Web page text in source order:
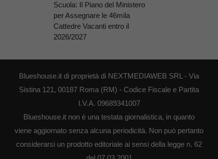
Scuola: Il Piano del Ministero
per Assegnare le 46mila
Cattedre Vacanti entro il
2026/2027
Blueshouse.it di proprietà di NEXTMEDIAWEB SRL - Via
Sistina 121, 00187 Roma (RM) - Codice Fiscale e Partita
I.V.A. 09689341007
Blueshouse.it non è una testata giornalistica, in quanto
viene aggiornato senza alcuna periodicità. Non può pertanto
considerarsi un prodotto editoriale ai sensi della legge n. 62